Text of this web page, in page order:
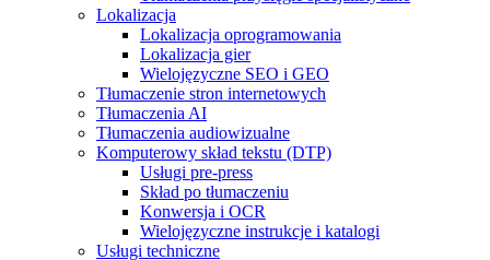
Lokalizacja
Lokalizacja oprogramowania
Lokalizacja gier
Wielojęzyczne SEO i GEO
Tłumaczenie stron internetowych
Tłumaczenia AI
Tłumaczenia audiowizualne
Komputerowy skład tekstu (DTP)
Usługi pre-press
Skład po tłumaczeniu
Konwersja i OCR
Wielojęzyczne instrukcje i katalogi
Usługi techniczne